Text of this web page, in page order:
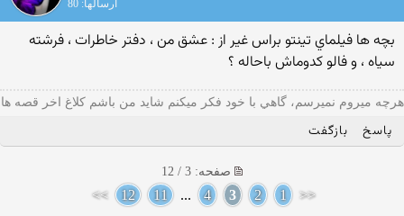
ارسالها: 80
بچه ها فيلماي تينتو براس غير از : عشق من ، دفتر خاطرات ، فرشته
سياه ، و فالو كدوماش باحاله ؟
هرچه ميروم نميرسم، گاهي با خود فكر ميكنم شايد من باشم كلاغ اخر قصه ها
پاسخ بازگفت
صفحه: 3 / 12
<<
1
2
3
4
...
11
12
>>